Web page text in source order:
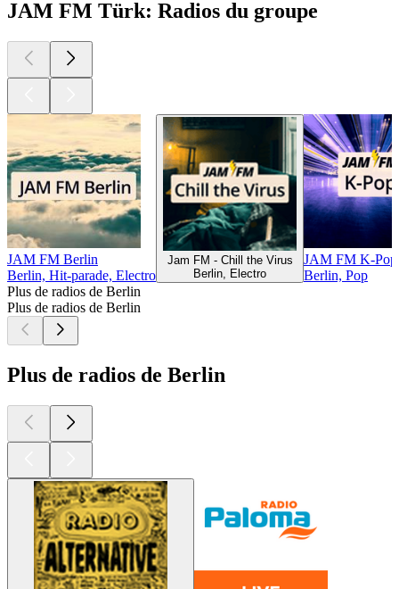
JAM FM Türk: Radios du groupe
JAM FM Berlin
Berlin, Hit-parade, Electro
Jam FM - Chill the Virus
Berlin, Electro
JAM FM K-Pop
Berlin, Pop
Plus de radios de Berlin
Plus de radios de Berlin
Plus de radios de Berlin